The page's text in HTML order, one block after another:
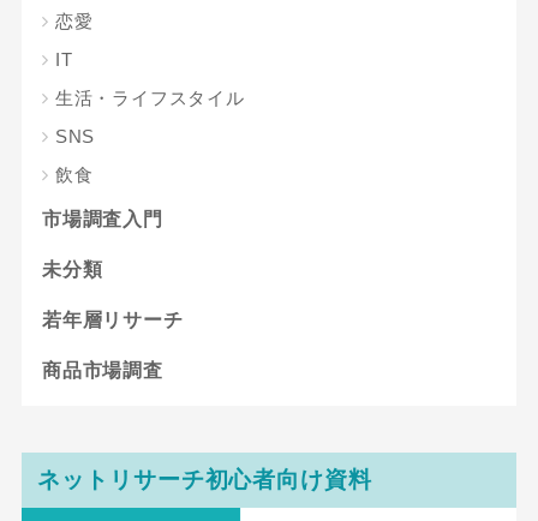
恋愛
IT
生活・ライフスタイル
SNS
飲食
市場調査入門
未分類
若年層リサーチ
商品市場調査
ネットリサーチ初心者向け資料